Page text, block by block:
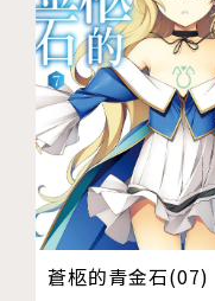
蒼柩的青金石(07)